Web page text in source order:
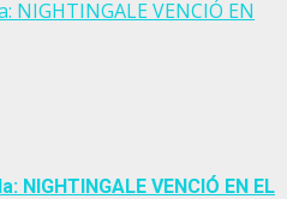
VENCIÓ EN
VENCIÓ EN EL